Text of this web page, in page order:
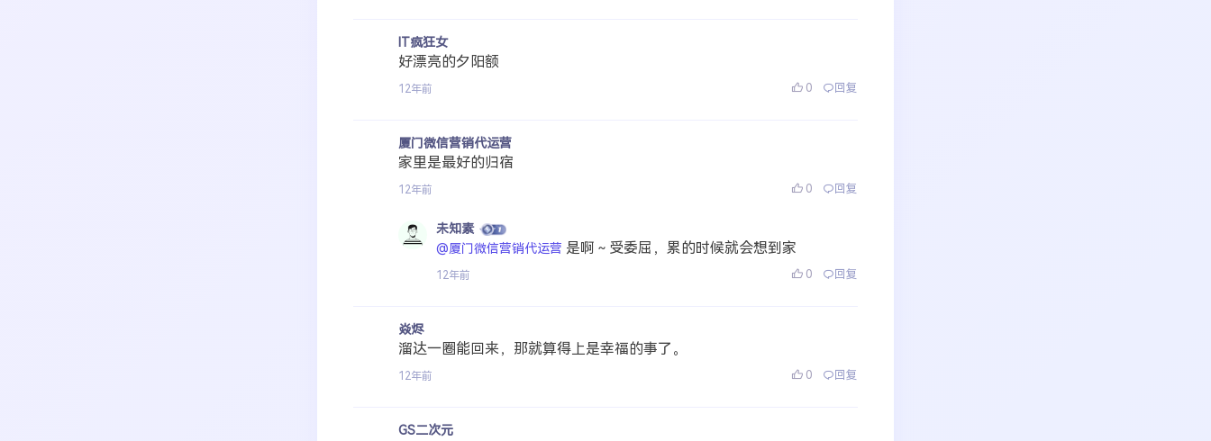
IT疯狂女
好漂亮的夕阳额
12年前 0 回复
厦门微信营销代运营
家里是最好的归宿
12年前 0 回复
未知素
@厦门微信营销代运营 是啊～受委屈，累的时候就会想到家
12年前 0 回复
焱烬
溜达一圈能回来，那就算得上是幸福的事了。
12年前 0 回复
GS二次元